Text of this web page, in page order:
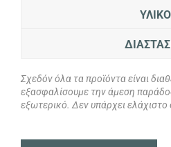
ΥΛΙΚΟ
Σχεδόν όλα τα προϊόντα είναι
εξασφαλίσουμε την άμεση
εξωτερικό. Δεν υπάρχει ελάχιστο